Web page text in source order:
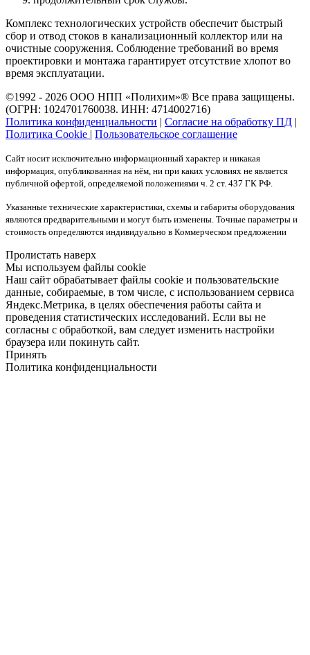
Комплекс технологических устройств обеспечит быстрый
сбор и отвод стоков в канализационный коллектор или на
очистные сооружения. Соблюдение требований во время
проектировки и монтажа гарантирует отсутствие хлопот во
время эксплуатации.
©1992 - 2026 ООО НПП «Полихим»® Все права защищены.
(ОГРН: 1024701760038. ИНН: 4714002716)
Политика конфиденциальности | Согласие на обработку ПД |
Политика Cookie | Пользовательское соглашение
Сайт носит исключительно информационный характер и никакая
информация, опубликованная на нём, ни при каких условиях не является
публичной офертой, определяемой положениями ч. 2 ст. 437 ГК РФ.
Указанные технические характеристики, схемы и габариты оборудования
являются предварительными и могут быть изменены. Точные параметры и
стоимость определяются индивидуально в Коммерческом предложении
Пролистать наверх
Мы используем файлы cookie
Наш сайт обрабатывает файлы cookie и пользовательские
данные, собираемые, в том числе, с использованием сервиса
Яндекс.Метрика, в целях обеспечения работы сайта и
проведения статистических исследований. Если вы не
согласны с обработкой, вам следует изменить настройки
браузера или покинуть сайт.
Принять
Политика конфиденциальности